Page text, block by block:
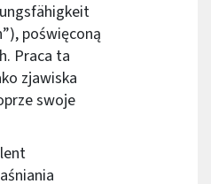
poświęconą
Praca ta
zjawiska
swoje